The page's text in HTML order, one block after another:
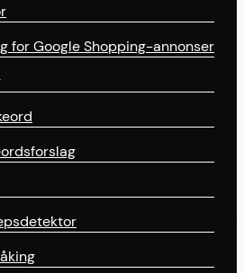
for Google Shopping-annonser